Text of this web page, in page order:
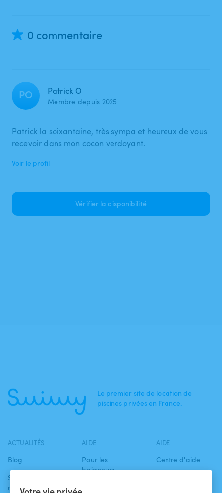
0 commentaire
PO Patrick O
Membre depuis 2025
Patrick la soixantaine, très sympa et heureux de vous
recevoir dans mon cocon verdoyant.
Voir le profil
Vérifier la disponibilité
Le premier site de location de
piscines privées en France.
ACTUALITÉS
Blog
Swimmy dans les
médias
AIDE
Pour les
baigneurs
AIDE
Centre d'aide